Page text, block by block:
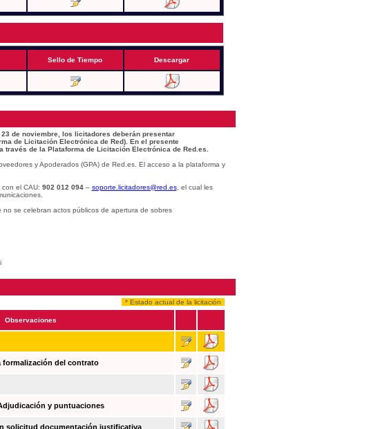
Sello de Tiempo Descargar
de noviembre, los licitadores deberán presentar
de Licitación Electrónica de Red). En el presente
de la Plataforma de Licitación Electrónica de Red.es.
y Apoderados (GPA) de Red.es. El acceso a la plataforma y
el CAU: 902 012 094– soporte.licitadores@red.es, el cual les
se celebran actos públicos de apertura de sobres
* Estado actual de la licitación
Observaciones
formalización del contrato
y puntuaciones
solicitud documentación justificativa